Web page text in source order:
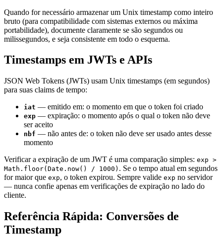
Quando for necessário armazenar um Unix timestamp como inteiro
bruto (para compatibilidade com sistemas externos ou máxima
portabilidade), documente claramente se são segundos ou
milissegundos, e seja consistente em todo o esquema.
Timestamps em JWTs e APIs
JSON Web Tokens (JWTs) usam Unix timestamps (em segundos)
para suas claims de tempo:
iat — emitido em: o momento em que o token foi criado
exp — expiração: o momento após o qual o token não deve
ser aceito
nbf — não antes de: o token não deve ser usado antes desse
momento
Verificar a expiração de um JWT é uma comparação simples: exp >
Math.floor(Date.now() / 1000) . Se o tempo atual em segundos
for maior que exp, o token expirou. Sempre valide exp no servidor
— nunca confie apenas em verificações de expiração no lado do
cliente.
Referência Rápida: Conversões de
Timestamp